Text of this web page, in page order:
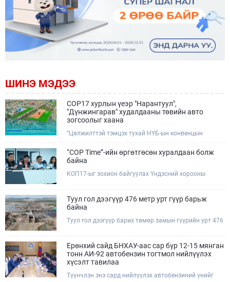
ШИНЭ МЭДЭЭ
COP17 хурлын үеэр "Нарантуул",
"Дүнжингарав" худалдааны төвийн авто
зогсоолыг хаана
“Цөлжилттэй тэмцэх тухай НҮБ-ын конвенцын
сарын 17-28-ны өдрүүдэд Улаанбаатар хотод зохион
байгуулагдана.Хурлын үеэр Нарантуул, Дүнжингарав
тухайн чиглэлд нийтийн тээврийн хүртээмжийг
“COP Time”-ийн өргөтгөсөн хуралдаан болж
байна
КОП17-ыг зохион байгуулах Үндэсний хорооны
дотоод хуралдааныг тогтмол зохион байгуулж ирсэн
билээ.Өнөөдөр “COP Time”-ийн сүүлийн хуралдааныг
бөгөөд үүнд Үндэсний хорооны дэргэдэх дэд
Туул гол дээгүүр 476 метр урт гүүр барьж
байна
Туул гол дээгүүр барих төмөр замын гүүрийн урт 476
хөдөлгөөнийг найдвартай, тасралтгүй нэвтрүүлэх
чухал байгууламж бөгөөд уг ажлыг "Очирням" ХХК,
"Тэргүүн саруул зам" ХХК, "Хотгорзам" ХХК зэрэг
Ерөнхий сайд БНХАУ-аас сар бүр 12-15 мянган
тонн АИ-92 автобензин тогтмол нийлүүлэх
хүсэлт тавилаа
Түүнчлэн энэ сард нийлүүлэх автобензиний үнийг